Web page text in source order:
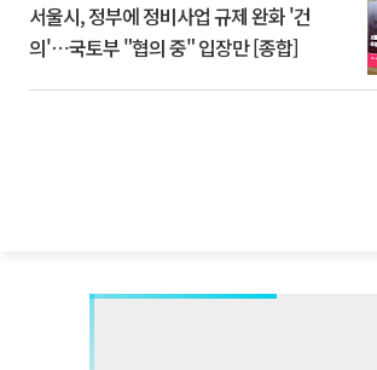
서울시, 정부에 정비사업 규제 완화 '건
의'⋯국토부 "협의 중" 입장만 [종합]